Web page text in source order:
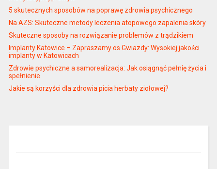
5 skutecznych sposobów na poprawę zdrowia psychicznego
Na AZS: Skuteczne metody leczenia atopowego zapalenia skóry
Skuteczne sposoby na rozwiązanie problemów z trądzikiem
Implanty Katowice – Zapraszamy os Gwiazdy: Wysokiej jakości
implanty w Katowicach
Zdrowie psychiczne a samorealizacja: Jak osiągnąć pełnię życia i
spełnienie
Jakie są korzyści dla zdrowia picia herbaty ziołowej?